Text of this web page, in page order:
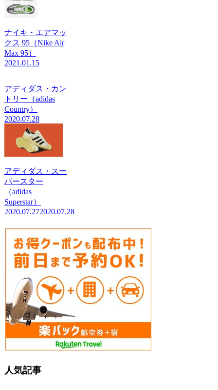
ナイキ・エアマッ
クス 95（Nike Air
Max 95）
2021.01.15
アディダス・カン
トリー（adidas
Country）
2020.07.28
アディダス・スー
パースター
（adidas
Superstar）
2020.07.272020.07.28
人気記事